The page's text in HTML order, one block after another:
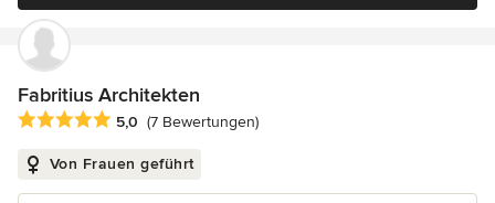
Fabritius Architekten
Durchschnittliche Bewertung: 5 von 5 Sternen
5,0 (7 Bewertungen)
Von Frauen geführt